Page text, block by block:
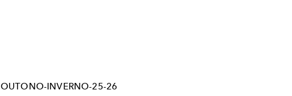
OUTONO-INVERNO-25-26